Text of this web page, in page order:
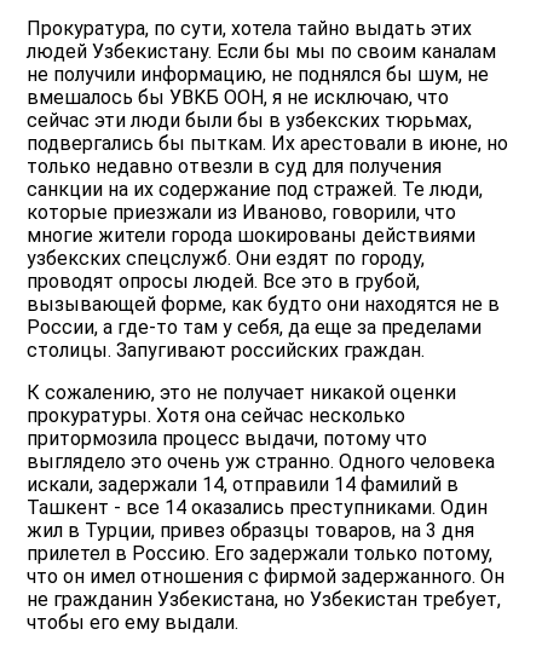
Прокуратура, по сути, хотела тайно выдать этих
людей Узбекистану. Если бы мы по своим каналам
не получили информацию, не поднялся бы шум, не
вмешалось бы УBKБ OОН, я не исключаю, что
сейчас эти люди были бы в узбекских тюрьмах,
подвергались бы пыткам. Их арестовали в июне, но
только недавно отвезли в суд для получения
санкции на их содержание под стражей. Те люди,
которые приезжали из Иваново, говорили, что
многие жители города шокированы действиями
узбекских спецслужб. Они ездят по городу,
проводят опросы людей. Все это в грубой,
вызывающей форме, как будто они находятся не в
России, а где-то там у себя, да еще за пределами
столицы. Запугивают российских граждан.
К сожалению, это не получает никакой оценки
прокуратуры. Хотя она сейчас несколько
притормозила процесс выдачи, потому что
выглядело это очень уж странно. Одного человека
искали, задержали 14, отправили 14 фамилий в
Ташкент - все 14 оказались преступниками. Один
жил в Турции, привез образцы товаров, на 3 дня
прилетел в Россию. Его задержали только потому,
что он имел отношения с фирмой задержанного. Он
не гражданин Узбекистана, но Узбекистан требует,
чтобы его ему выдали.